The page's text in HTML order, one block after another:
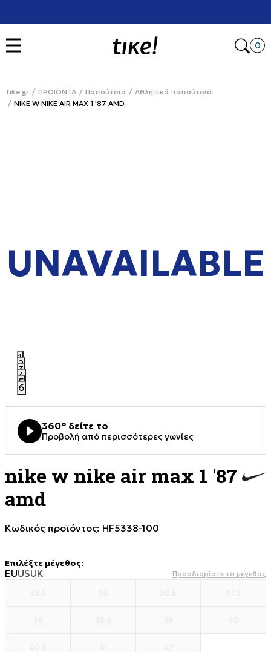
0
Tike.gr ΠΡΟΙΟΝΤΑ Παπούτσια
Αθλητικά παπούτσια
NIKE W NIKE AIR MAX 1 '87 AMD
1
2
3
4
5
6
UNAVAILABLE
360° δείτε το
Προβολή από περισσότερες γωνίες
nike w nike air max 1 '87
amd
Κωδικός προϊόντος: HF5338-100
Επιλέξτε μέγεθος:
EUUSUK Προσδιορίστε το μέγεθος